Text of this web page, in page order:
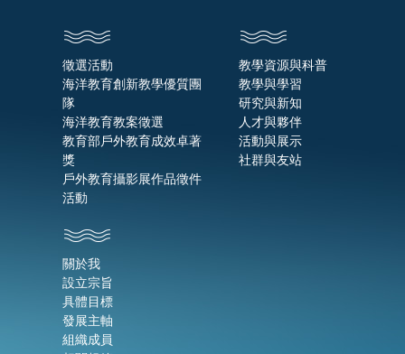
徵選活動
海洋教育創新教學優質團
隊
海洋教育教案徵選
教育部戶外教育成效卓著
獎
戶外教育攝影展作品徵件
活動
教學資源與科普
教學與學習
研究與新知
人才與夥伴
活動與展示
社群與友站
關於我
設立宗旨
具體目標
發展主軸
組織成員